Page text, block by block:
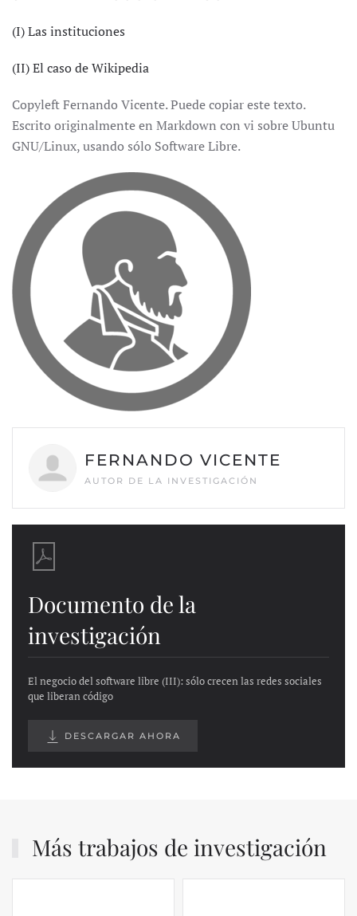
(I) Las instituciones
(II) El caso de Wikipedia
Copyleft Fernando Vicente. Puede copiar este texto.
Escrito originalmente en Markdown con vi sobre Ubuntu
GNU/Linux, usando sólo Software Libre.
FERNANDO VICENTE
AUTOR DE LA INVESTIGACIÓN
Documento de la
investigación
El negocio del software libre (III): sólo crecen las redes sociales
que liberan código
DESCARGAR AHORA
Más trabajos de investigación